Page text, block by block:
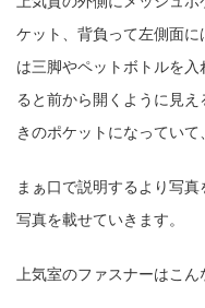
ケット、背負って左側面
は三脚やペットボトルを
ると前から開くように見
きのポケットになっていて
まぁ口で説明するより写真
写真を載せていきます。
上気室のファスナーはこん